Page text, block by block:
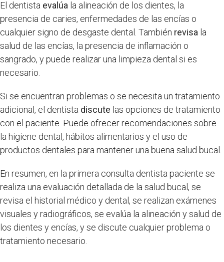
El dentista evalúa la alineación de los dientes, la
presencia de caries, enfermedades de las encías o
cualquier signo de desgaste dental. También revisa la
salud de las encías, la presencia de inflamación o
sangrado, y puede realizar una limpieza dental si es
necesario.
Si se encuentran problemas o se necesita un tratamiento
adicional, el dentista discute las opciones de tratamiento
con el paciente. Puede ofrecer recomendaciones sobre
la higiene dental, hábitos alimentarios y el uso de
productos dentales para mantener una buena salud bucal.
En resumen, en la primera consulta dentista paciente se
realiza una evaluación detallada de la salud bucal, se
revisa el historial médico y dental, se realizan exámenes
visuales y radiográficos, se evalúa la alineación y salud de
los dientes y encías, y se discute cualquier problema o
tratamiento necesario.